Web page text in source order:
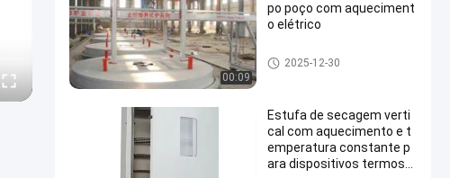
00:09
po poço com aqueciment
o elétrico
Forno de tratamento térmico
2025-12-30
Estufa de secagem verti
cal com aquecimento e t
emperatura constante p
ara dispositivos termost